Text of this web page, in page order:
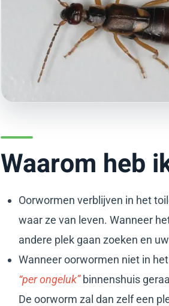
Waarom heb
Oorwormen verblijven in het
waar ze van leven. Wanneer
andere plek gaan zoeken en
Wanneer oorwormen niet in
“per ongeluk”binnenshuis
De oorworm zal dan zelf een